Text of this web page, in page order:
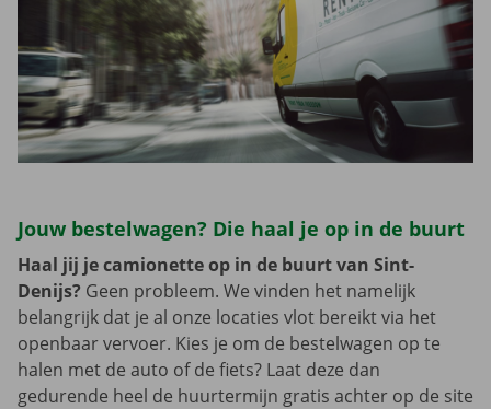
Jouw bestelwagen? Die haal je op in de buurt
Haal jij je camionette op in de buurt van Sint-
Denijs? Geen probleem. We vinden het namelijk
belangrijk dat je al onze locaties vlot bereikt via het
openbaar vervoer. Kies je om de bestelwagen op te
halen met de auto of de fiets? Laat deze dan
gedurende heel de huurtermijn gratis achter op de site